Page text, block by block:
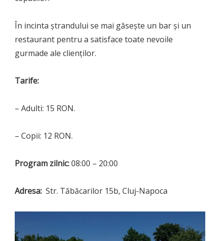
În incinta ștrandului se mai găsește un bar și un
restaurant pentru a satisface toate nevoile
gurmade ale clienților.
Tarife:
– Adulti: 15 RON.
– Copii: 12 RON.
Program zilnic:08:00 – 20:00
Adresa: Str. Tăbăcarilor 15b, Cluj-Napoca